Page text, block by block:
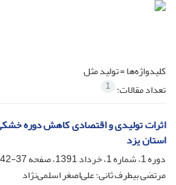
کلیدواژه‌ها =تولید مثل
تعداد مقالات: 1
اثرات تولیدی و اقتصادی کاهش دوره
استان یزد
دوره 1، شماره 1، خرداد 1391، صفحه
37-42
مرتضی بیطرف ثانی؛ علی‌اصغر اسلمی‌نژاد